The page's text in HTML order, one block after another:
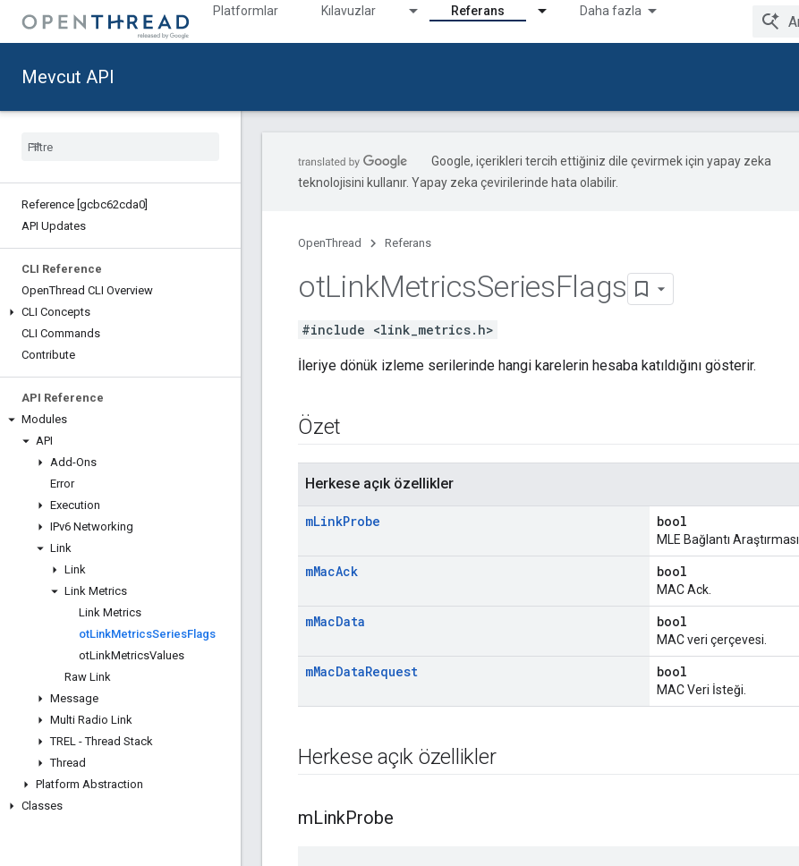
Platformlar Kılavuzlar Referans Daha fazla
Mevcut API
Reference [gcbc62cda0]
API Updates
CLI Reference
OpenThread CLI Overview
CLI Concepts
CLI Commands
Contribute
API Reference
Modules
API
Add-Ons
Error
Execution
IPv6 Networking
Link
Link
Link Metrics
Link Metrics
otLinkMetricsSeriesFlags
otLinkMetricsValues
Raw Link
Message
Multi Radio Link
TREL - Thread Stack
Thread
Platform Abstraction
Classes
Google, içerikleri tercih ettiğiniz dile çevirmek için yapay zeka
teknolojisini kullanır. Yapay zeka çevirilerinde hata olabilir.
OpenThread Referans
otLinkMetricsSeriesFlags
#include <link_metrics.h>
İleriye dönük izleme serilerinde hangi karelerin hesaba katıldığını gösterir.
Özet
Herkese açık özellikler
mLinkProbe bool
MLE Bağlantı Araştırması.
mMacAck bool
MAC Ack.
mMacData bool
MAC veri çerçevesi.
mMacDataRequest bool
MAC Veri İsteği.
Herkese açık özellikler
mLinkProbe